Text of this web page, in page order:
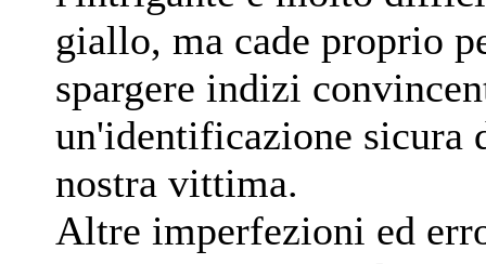
giallo, ma cade proprio
spargere indizi
un'identificazione sicura
nostra vittima.
Altre imperfezioni ed